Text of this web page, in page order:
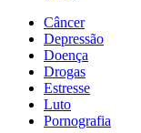
Câncer
Depressão
Doença
Drogas
Estresse
Luto
Pornografia